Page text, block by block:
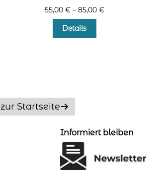
55,00 €– 85,00 €
Details
der
Produktseite
werden
zur Startseite
Informiert bleiben